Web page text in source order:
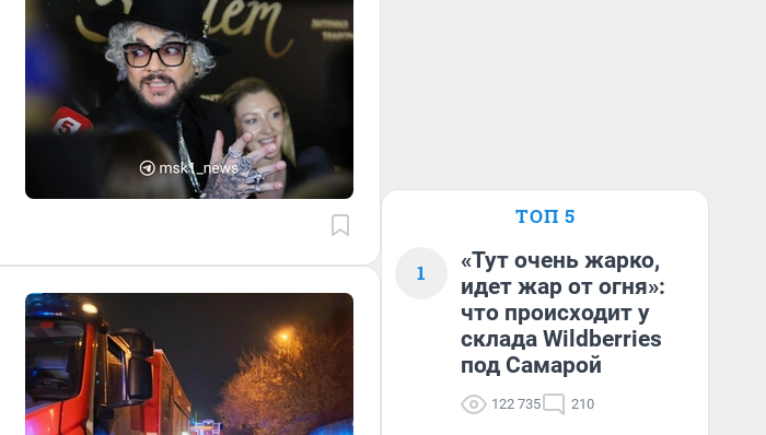
ТОП 5
1
«Тут очень жарко,
идет жар от огня»:
что происходит у
склада Wildberries
под Самарой
122 735 210